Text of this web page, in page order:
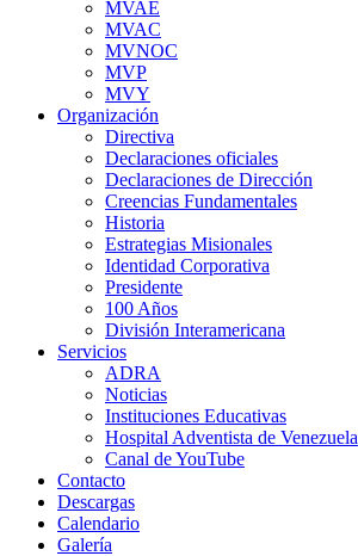
MVAE
MVAC
MVNOC
MVP
MVY
Organización
Directiva
Declaraciones oficiales
Declaraciones de Dirección
Creencias Fundamentales
Historia
Estrategias Misionales
Identidad Corporativa
Presidente
100 Años
División Interamericana
Servicios
ADRA
Noticias
Instituciones Educativas
Hospital Adventista de Venezuela
Canal de YouTube
Contacto
Descargas
Calendario
Galería